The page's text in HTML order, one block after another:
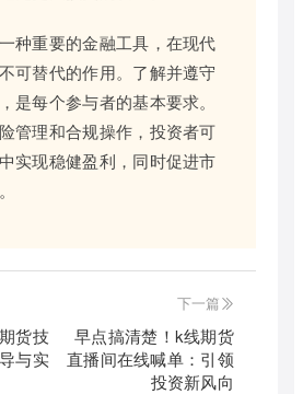
种重要的金融工具，在现代
可替代的作用。了解并遵守
是每个参与者的基本要求。
管理和合规操作，投资者可
实现稳健盈利，同时促进市
货技
与实
下一篇
早点搞清楚！k线期货
直播间在线喊单：引领
投资新风向